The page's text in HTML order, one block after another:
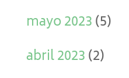
mayo 2023(5)
abril 2023(2)